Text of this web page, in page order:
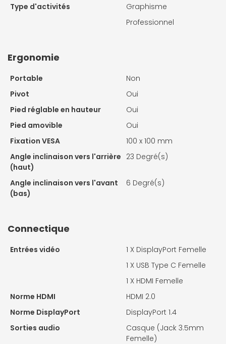
Type d'activités
Graphisme
Professionnel
Ergonomie
Portable
Non
Pivot
Oui
Pied réglable en hauteur
Oui
Pied amovible
Oui
Fixation VESA
100 x 100 mm
Angle inclinaison vers l'arrière
(haut)
23 Degré(s)
Angle inclinaison vers l'avant
(bas)
6 Degré(s)
Connectique
Entrées vidéo 1 X DisplayPort Femelle
1 X USB Type C Femelle
1 X HDMI Femelle
Norme HDMI
HDMI 2.0
Norme DisplayPort
DisplayPort 1.4
Sorties audio
Casque (Jack 3.5mm
Femelle)